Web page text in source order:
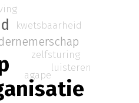
agape
zelfsturing
luisteren
kwetsbaarheid